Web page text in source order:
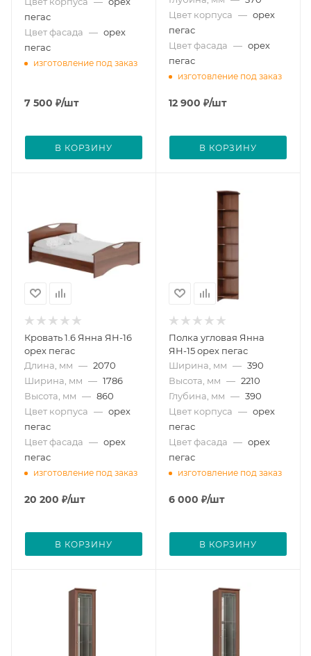
пегас
Цвет фасада — орех
пегас
изготовление под заказ
7 500 ₽/шт
В КОРЗИНУ
Цвет корпуса — орех
пегас
Цвет фасада — орех
пегас
изготовление под заказ
12 900 ₽/шт
В КОРЗИНУ
Кровать 1.6 Янна ЯН-16
орех пегас
Длина, мм — 2070
Ширина, мм — 1786
Высота, мм — 860
Цвет корпуса — орех
пегас
Цвет фасада — орех
пегас
изготовление под заказ
20 200 ₽/шт
В КОРЗИНУ
Полка угловая Янна
ЯН-15 орех пегас
Ширина, мм — 390
Высота, мм — 2210
Глубина, мм — 390
Цвет корпуса — орех
пегас
Цвет фасада — орех
пегас
изготовление под заказ
6 000 ₽/шт
В КОРЗИНУ